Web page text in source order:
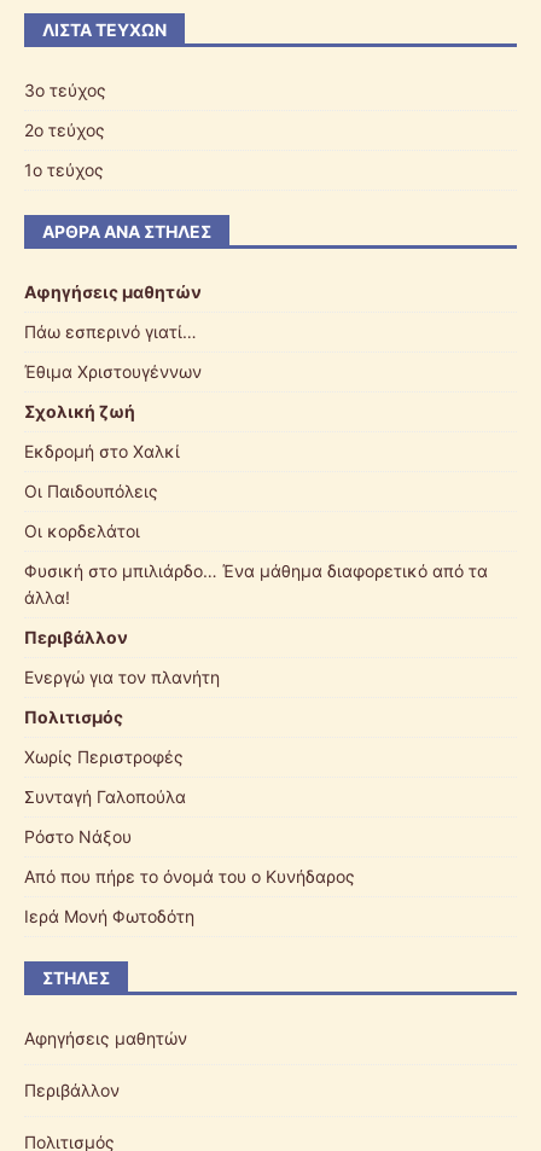
ΛΊΣΤΑ ΤΕΥΧΏΝ
3ο τεύχος
2o τεύχος
1ο τεύχος
ΆΡΘΡΑ ΑΝΆ ΣΤΉΛΕΣ
Αφηγήσεις μαθητών
Πάω εσπερινό γιατί…
Έθιμα Χριστουγέννων
Σχολική ζωή
Εκδρομή στο Χαλκί
Οι Παιδουπόλεις
Οι κορδελάτοι
Φυσική στο μπιλιάρδο… Ένα μάθημα διαφορετικό από τα
άλλα!
Περιβάλλον
Ενεργώ για τον πλανήτη
Πολιτισμός
Χωρίς Περιστροφές
Συνταγή Γαλοπούλα
Ρόστο Νάξου
Από που πήρε το όνομά του ο Κυνήδαρος
Ιερά Μονή Φωτοδότη
ΣΤΉΛΕΣ
Αφηγήσεις μαθητών
Περιβάλλον
Πολιτισμός